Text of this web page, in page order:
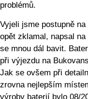
problémů.
Vyjeli jsme postupně
opět zklamal, napsal
se mnou dál bavit.
při výjezdu na
Jak se ovšem při
zrovna nejlepším
výroby baterií bylo 08/